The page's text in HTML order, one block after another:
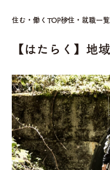
住む・働くTOP移住・就職一覧
【はたらく】地